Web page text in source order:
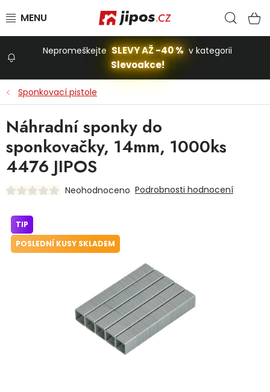
Stavba a dům
Dílna
Domácnost
Autodoplňky
Nepromeškejte SLEVY AŽ -40 % v kategorii
Slevoakce!
Sponkovací pistole
Náhradní sponky do
sponkovačky, 14mm, 1000ks
4476 JIPOS
Neohodnoceno Podrobnosti hodnocení
TIP
POSLEDNÍ KUSY SKLADEM